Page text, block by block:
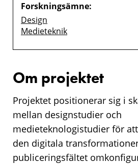
Forskningsämne:
Design
Medieteknik
Om projektet
Projektet positionerar sig i
mellan designstudier och
medieteknologistudier för
den digitala
publiceringsfältet